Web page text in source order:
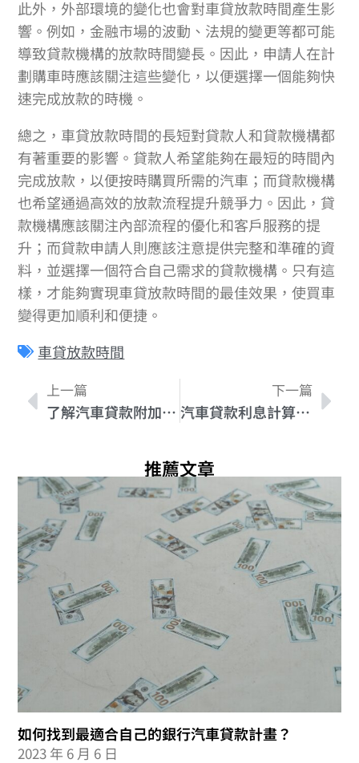
此外，外部環境的變化也會對車貸放款時間產生影
響。例如，金融市場的波動、法規的變更等都可能
導致貸款機構的放款時間變長。因此，申請人在計
劃購車時應該關注這些變化，以便選擇一個能夠快
速完成放款的時機。
總之，車貸放款時間的長短對貸款人和貸款機構都
有著重要的影響。貸款人希望能夠在最短的時間內
完成放款，以便按時購買所需的汽車；而貸款機構
也希望通過高效的放款流程提升競爭力。因此，貸
款機構應該關注內部流程的優化和客戶服務的提
升；而貸款申請人則應該注意提供完整和準確的資
料，並選擇一個符合自己需求的貸款機構。只有這
樣，才能夠實現車貸放款時間的最佳效果，使買車
變得更加順利和便捷。
車貸放款時間
上一篇
了解汽車貸款附加費用的五大要素
下一篇
汽車貸款利息計算方法：輕鬆掌握應付貸款利息的方式
推薦文章
如何找到最適合自己的銀行汽車貸款計畫？
2023 年 6 月 6 日